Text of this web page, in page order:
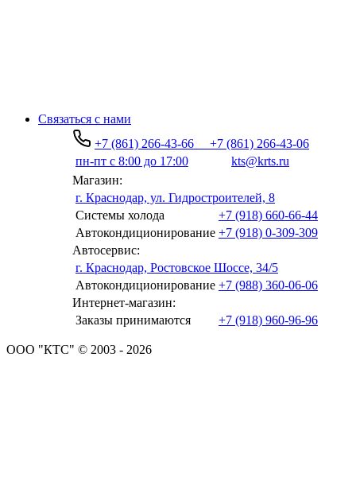
Связаться с нами
+7 (861) 266-43-66
+7 (861) 266-43-06
пн-пт с 8:00 до 17:00
kts@krts.ru
Магазин:
г. Краснодар, ул. Гидростроителей, 8
Системы холода
+7 (918) 660-66-44
Автокондиционирование +7 (918) 0-309-309
Автосервис:
г. Краснодар, Ростовское Шоссе, 34/5
Автокондиционирование +7 (988) 360-06-06
Интернет-магазин:
Заказы принимаются
+7 (918) 960-96-96
ООО "КТС" © 2003 - 2026